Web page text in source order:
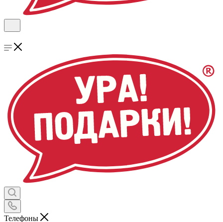
Телефоны